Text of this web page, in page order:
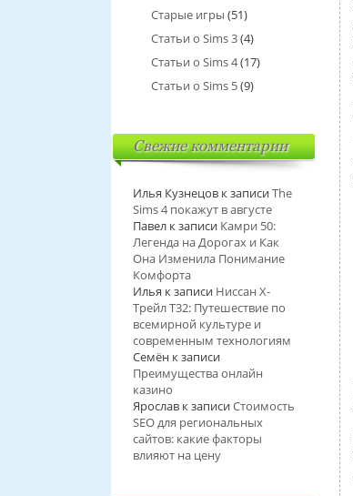
Старые игры (51)
Статьи о Sims 3(4)
Статьи о Sims 4(17)
Статьи о Sims 5(9)
Свежие комментарии
Илья Кузнецов к записиThe
Sims 4 покажут в августе
Павел к записи Камри 50:
Легенда на Дорогах и Как
Она Изменила Понимание
Комфорта
Илья к записи Ниссан Х-
Трейл T32: Путешествие по
всемирной культуре и
современным технологиям
Семён к записи
Преимущества онлайн
казино
Ярослав к записиСтоимость
SEO для региональных
сайтов: какие факторы
влияют на цену